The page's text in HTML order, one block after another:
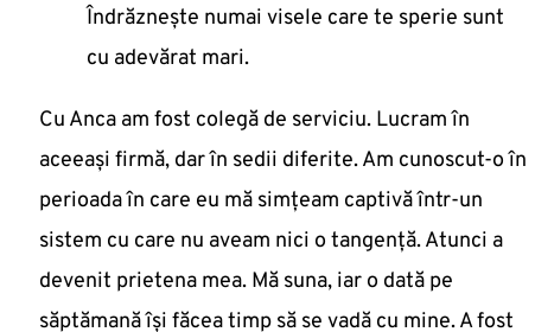
Îndrăznește numai visele care te sperie sunt
cu adevărat mari.
Cu Anca am fost colegă de serviciu. Lucram în
aceeași firmă, dar în sedii diferite. Am cunoscut-o în
perioada în care eu mă simțeam captivă într-un
sistem cu care nu aveam nici o tangență. Atunci a
devenit prietena mea. Mă suna, iar o dată pe
săptămană își făcea timp să se vadă cu mine. A fost